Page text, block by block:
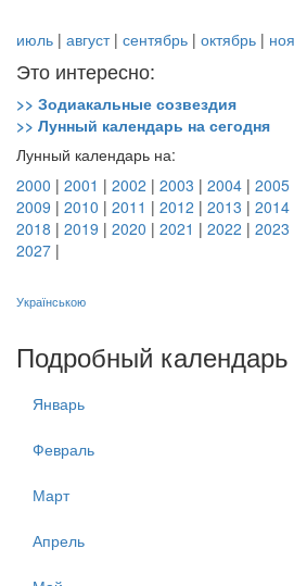
июль | август| сентябрь | октябрь |
Это интересно:
>> Зодиакальные созвездия
>> Лунный календарь на сегодня
Лунный календарь на:
2000 | 2001 | 2002 | 2003 | 2004 | 2005
2009 | 2010 | 2011 | 2012 | 2013 | 2014
2018 | 2019 | 2020 | 2021 | 2022 | 2023
2027 |
Українською
Подробный календарь
Январь
Февраль
Март
Апрель